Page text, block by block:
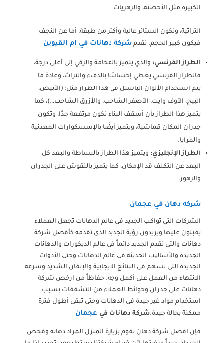
الكبيرة مثل الأحصنة، والزهريات
التراثية، وتكون الستائر عالية وأكثر من طبقة، أما عن النجف
فيكون كبير الحجم. تقدم شركة دهانات في ام القيوين
الطراز الفرنسي: والذي يتميز بالفخامة والرقي إلى أعلى درجة،
فالطراز الفرنسي يعطي إحساسًا بالدفء والتراث، وعادة ما
يتم استخدام الألوان الباستل في هذا الطراز مثل: (الأبيض،
البيج، الأوف وايت، الأصفر الشاحب، والأزرق الشاحب…)، كما
يتميز هذا الطراز بأن أسقف البناء تكون مرتفعة جدًا، وتكون
جدران المكان قماشية، ويتميز أيضًا بالإسسكوارات المعدنية
والمرايا.
الطراز الإنجليزي: ويتميز هذا الطراز بالبساطة والبعد كل
البعد عن التكلف قد الإمكان، كما يتميز بالنقوش على الجدران
والزهور.
شركه دهان في عجمان
الشركات التي تواكب الجديد فى عالم الدهانات تجعل العملاء
يقبلون عليها ويريدون رؤية الجديد الذى تقدمه كأفضل شركة
دهانات والتى تقدم الجديد دائماً فى عالم الديكورات والدهانات
الجديدة والأساليب الحديثة فى عالم الدهانات وحتى الأدوات
الجديدة التى تسهم فى النتائج الايجابية والإتقان الشديد وسرعة
الانتهاء من العمل على أكمل وجه. حفاظاً من ارخص شركة
دهانات على جدران وحوائط العملاء من التشققات بسبب
استخدام مواد غير جيدة فى الدهانات وحتى تبقى أطول فترة
ممكنة بحالة جيدة.شركة دهانات في عجمان
فإن افضل شركة دهان تقوم بزيارة المنزل المراد دهانه وفحص